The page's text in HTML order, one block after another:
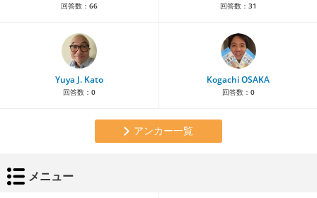
回答数： 66 回答数： 31
Yuya J. Kato
回答数： 0
Kogachi OSAKA
回答数： 0
アンカー一覧
メニュー